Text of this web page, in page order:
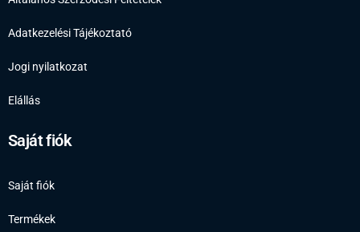
Adatkezelési Tájékoztató
Jogi nyilatkozat
Elállás
Saját fiók
Saját fiók
Termékek